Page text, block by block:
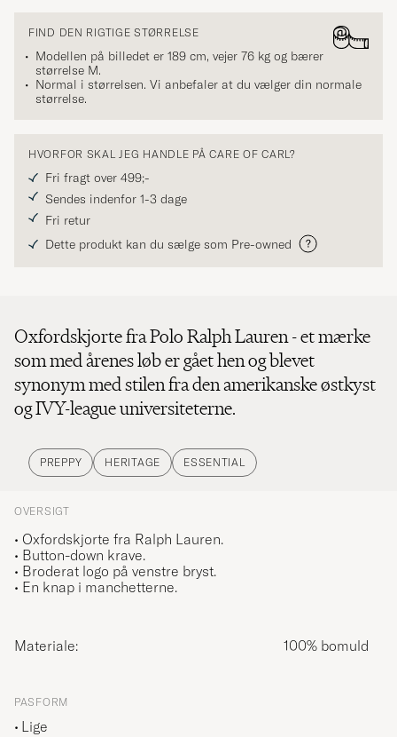
FIND DEN RIGTIGE STØRRELSE
Modellen på billedet er 189 cm, vejer 76 kg og bærer
størrelse M.
Normal i størrelsen. Vi anbefaler at du vælger din normale
størrelse.
HVORFOR SKAL JEG HANDLE PÅ CARE OF CARL?
Fri fragt over 499;-
Sendes indenfor 1-3 dage
Fri retur
Dette produkt kan du sælge som Pre-owned
Oxfordskjorte fra Polo Ralph Lauren - et mærke
som med årenes løb er gået hen og blevet
synonym med stilen fra den amerikanske østkyst
og IVY-league universiteterne.
PREPPY HERITAGE ESSENTIAL
OVERSIGT
• Oxfordskjorte fra Ralph Lauren.
• Button-down krave.
• Broderat logo på venstre bryst.
• En knap i manchetterne.
Materiale: 100% bomuld
PASFORM
Lige